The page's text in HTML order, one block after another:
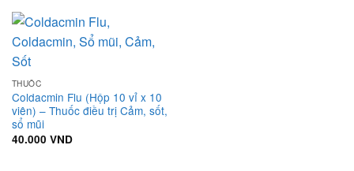
THUỐC
Coldacmin Flu (Hộp 10 vỉ x 10
viên) – Thuốc điều trị Cảm, sốt,
sổ mũi
40.000 VND